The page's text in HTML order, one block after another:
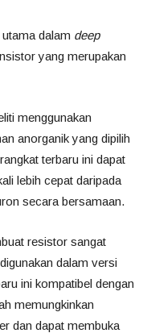
dalam deep
yang merupakan
menggunakan
anorganik yang dipilih
terbaru ini dapat
lebih cepat daripada
secara bersamaan.
resistor sangat
dalam versi
ini kompatibel dengan
memungkinkan
dan dapat membuka